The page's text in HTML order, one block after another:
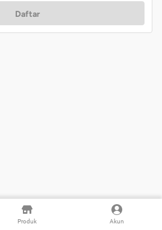
Produk Akun
Daftar